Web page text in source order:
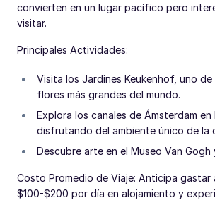
convierten en un lugar pacífico pero
visitar.
Principales Actividades:
Visita los Jardines Keukenhof, uno
flores más grandes del mundo.
Explora los canales de Ámsterdam en
disfrutando del ambiente único de la
Descubre arte en el Museo Van Gogh
Costo Promedio de Viaje: Anticipa gastar
$100-$200 por día en alojamiento y